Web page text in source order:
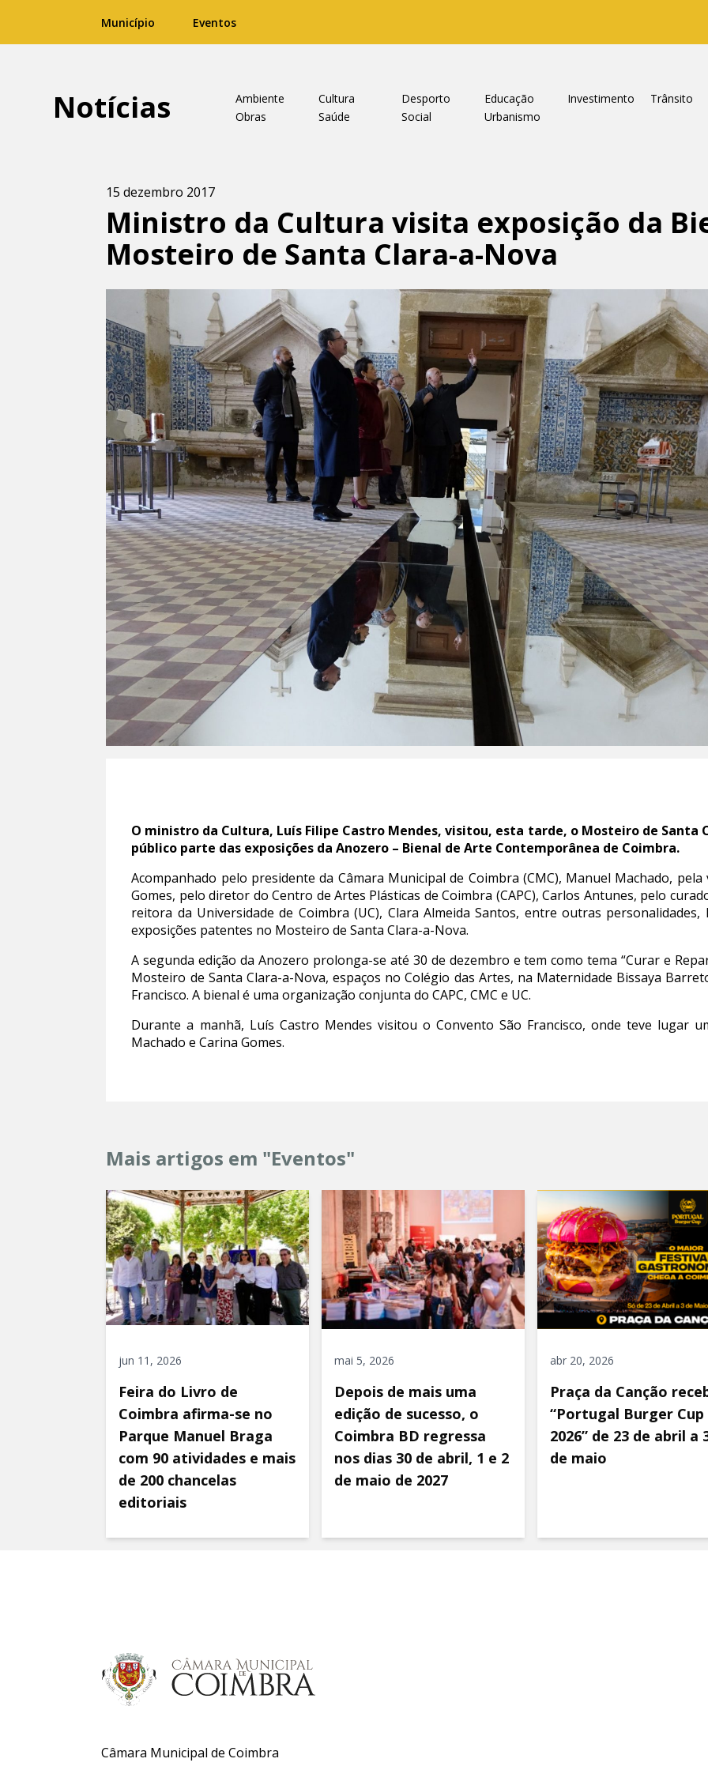
Município Eventos
Notícias Ambiente Cultura Desporto Educação Investimento
Trânsito
Obras
Saúde Social Urbanismo
15 dezembro 2017
Ministro da Cultura visita exposição da
Mosteiro de Santa Clara-a-Nova
O ministro da Cultura, Luís Filipe Castro Mendes, visitou, esta tarde, o Mosteiro de Santa
público parte das exposições da Anozero – Bienal de Arte Contemporânea de Coimbra.
Acompanhado pelo presidente da Câmara Municipal de Coimbra (CMC), Manuel Machado,
Gomes, pelo diretor do Centro de Artes Plásticas de Coimbra (CAPC), Carlos Antunes, pelo
reitora da Universidade de Coimbra (UC), Clara Almeida Santos, entre outras
exposições patentes no Mosteiro de Santa Clara-a-Nova.
A segunda edição da Anozero prolonga-se até 30 de dezembro e tem como tema “Curar e
Mosteiro de Santa Clara-a-Nova, espaços no Colégio das Artes, na Maternidade Bissaya
Francisco. A bienal é uma organização conjunta do CAPC, CMC e UC.
Durante a manhã, Luís Castro Mendes visitou o Convento São Francisco, onde teve lugar
Machado e Carina Gomes.
Mais artigos em "Eventos"
jun 11, 2026
Feira do Livro de
Coimbra afirma-se no
Parque Manuel Braga
com 90 atividades e mais
de 200 chancelas
editoriais
mai 5, 2026
Depois de mais uma
edição de sucesso, o
Coimbra BD regressa
nos dias 30 de abril, 1 e 2
de maio de 2027
abr 20, 2026
Praça da Canção
“Portugal Burger Cup
2026” de 23 de abril a
de maio
Câmara Municipal de Coimbra